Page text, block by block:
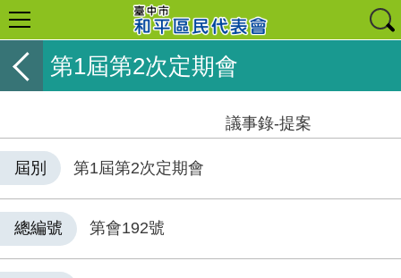
第1屆第2次定期會
議事錄-提案
屆別 第1屆第2次定期會
總編號 第會192號